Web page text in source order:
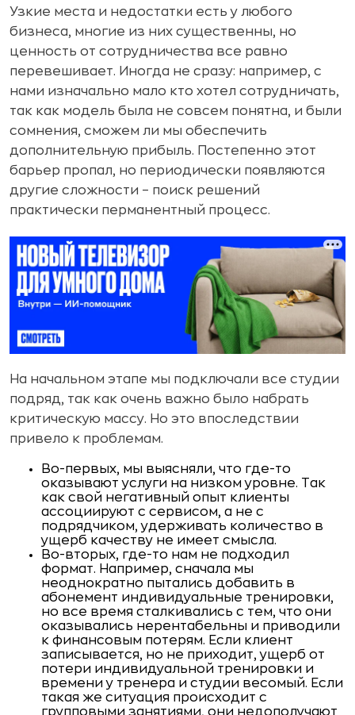
Узкие места и недостатки есть у любого
бизнеса, многие из них существенны, но
ценность от сотрудничества все равно
перевешивает. Иногда не сразу: например, с
нами изначально мало кто хотел сотрудничать,
так как модель была не совсем понятна, и были
сомнения, сможем ли мы обеспечить
дополнительную прибыль. Постепенно этот
барьер пропал, но периодически появляются
другие сложности – поиск решений
практически перманентный процесс.
На начальном этапе мы подключали все студии
подряд, так как очень важно было набрать
критическую массу. Но это впоследствии
привело к проблемам.
Во-первых, мы выясняли, что где-то
оказывают услуги на низком уровне. Так
как свой негативный опыт клиенты
ассоциируют с сервисом, а не с
подрядчиком, удерживать количество в
ущерб качеству не имеет смысла.
Во-вторых, где-то нам не подходил
формат. Например, сначала мы
неоднократно пытались добавить в
абонемент индивидуальные тренировки,
но все время сталкивались с тем, что они
оказывались нерентабельны и приводили
к финансовым потерям. Если клиент
записывается, но не приходит, ущерб от
потери индивидуальной тренировки и
времени у тренера и студии весомый. Если
такая же ситуация происходит с
групповыми занятиями, они недополучают